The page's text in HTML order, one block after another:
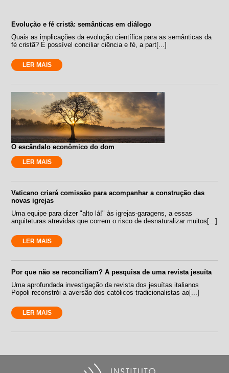
Evolução e fé cristã: semânticas em diálogo
Quais as implicações da evolução científica para as semânticas da
fé cristã? É possível conciliar ciência e fé, a part[...]
LER MAIS
O escândalo econômico do dom
LER MAIS
Vaticano criará comissão para acompanhar a construção das
novas igrejas
Uma equipe para dizer "alto lá!" às igrejas-garagens, a essas
arquiteturas atrevidas que correm o risco de desnaturalizar muitos[...]
LER MAIS
Por que não se reconciliam? A pesquisa de uma revista jesuíta
Uma aprofundada investigação da revista dos jesuítas italianos
Popoli reconstrói a aversão dos católicos tradicionalistas ao[...]
LER MAIS